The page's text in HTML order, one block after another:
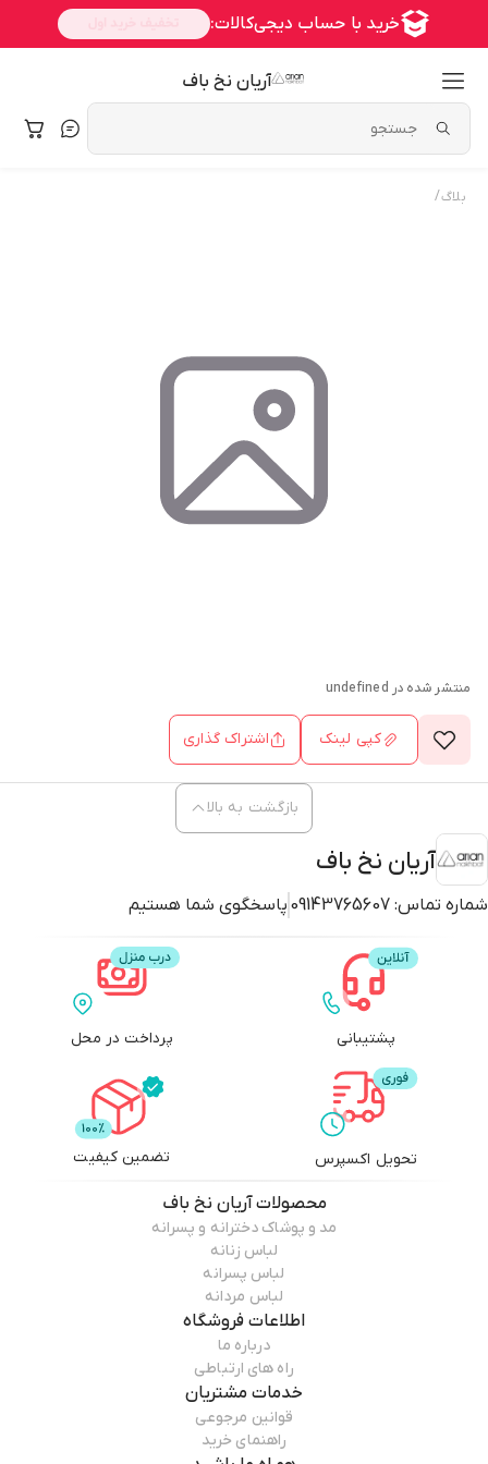
آریان نخ باف
بلاگ/
منتشر شده در undefined
کپی لینک اشتراک گذاری
آریان نخ باف
شماره تماس: 09143765607 پاسخگوی شما هستیم
بازگشت به بالا
پشتیبانی پرداخت در محل
تحویل اکسپرس تضمین کیفیت
محصولاتآریان نخ باف
مد و پوشاک دخترانه و پسرانه
لباس زنانه
لباس پسرانه
لباس مردانه
اطلاعات فروشگاه
درباره ما
راه های ارتباطی
خدمات مشتریان
قوانین مرجوعی
راهنمای خرید